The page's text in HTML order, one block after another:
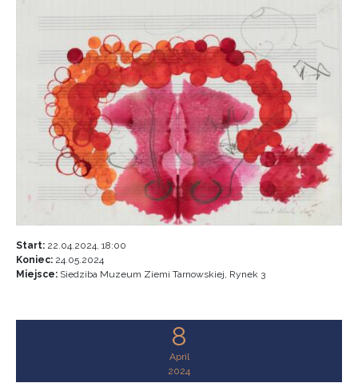
Start: 22.04.2024, 18:00
Koniec: 24.05.2024
Miejsce: Siedziba Muzeum Ziemi Tarnowskiej, Rynek 3
8
April
2024